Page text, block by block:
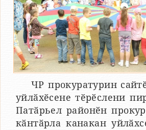
ЧР прокуратурин
уйлӑхӗсене тӗрӗслени
Патӑрьел районӗн
кӑнтӑрла канакан